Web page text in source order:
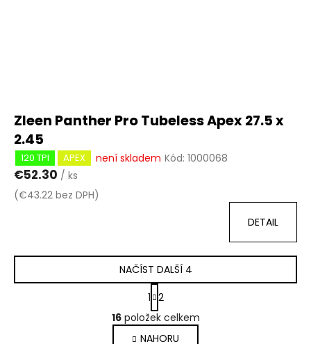
Zleen Panther Pro Tubeless Apex 27.5 x
2.45
120 TPI APEX není skladem Kód: 1000068
€52.30 / ks
(€43.22 bez DPH)
DETAIL
O
v
NAČÍST DALŠÍ 4
S
t
r
á
1 2
16položek celkem
NAHORU